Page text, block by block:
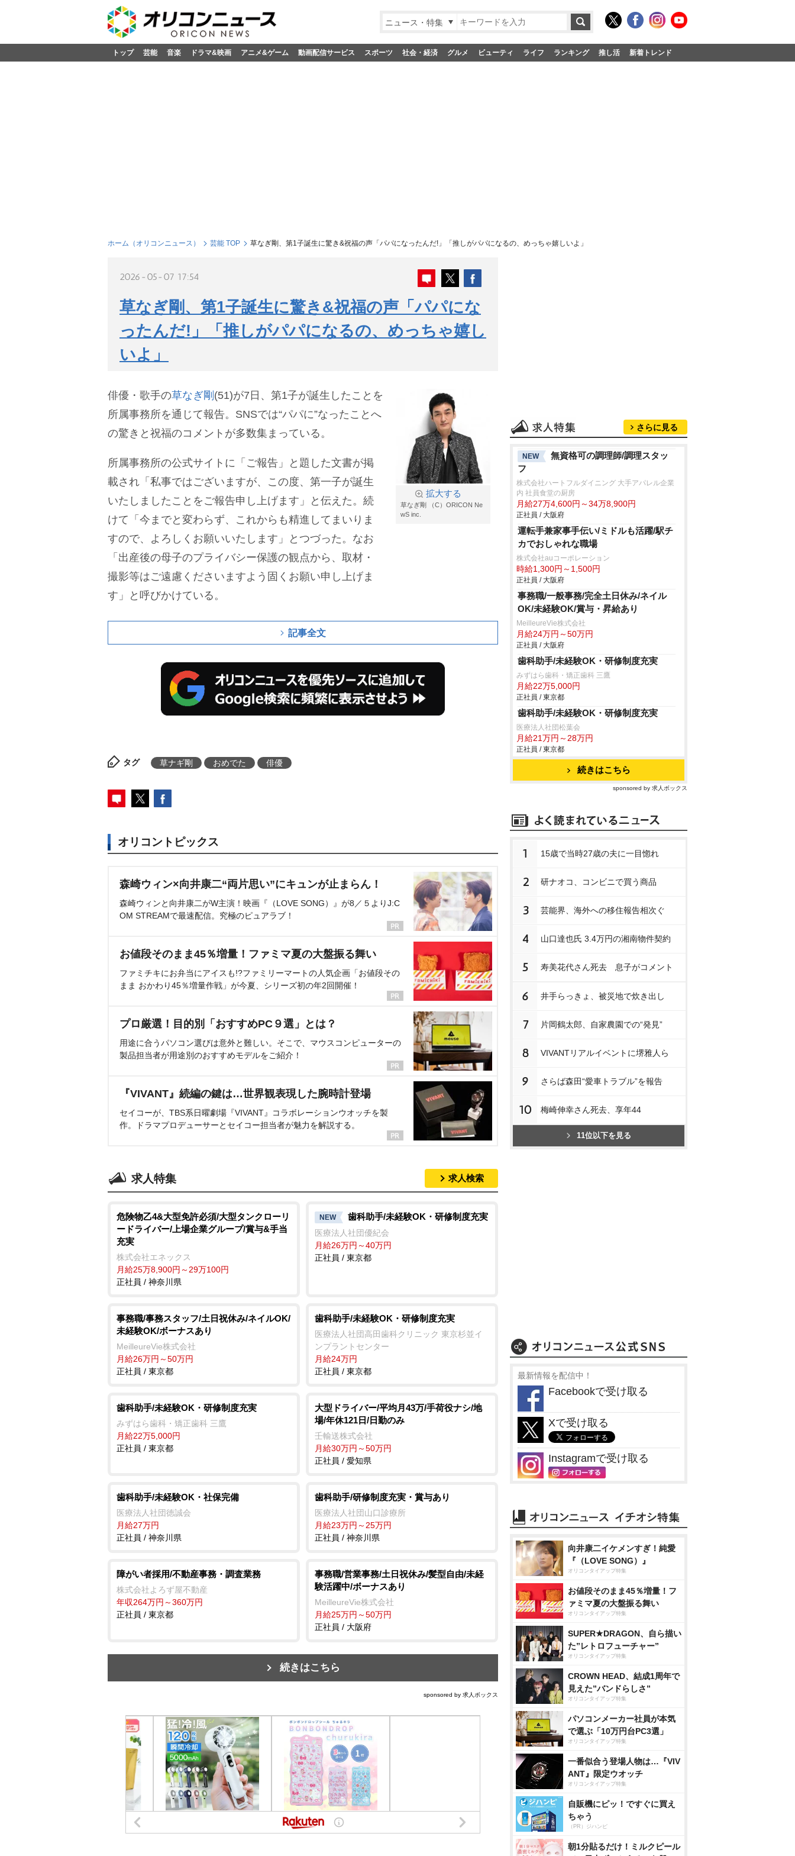
ニュース・特集
トップ 芸能 音楽 ドラマ&映画 アニメ&ゲーム 動画配信サービス スポーツ 社会・経済 グルメ ビューティ ライフ ランキング 推し活 新着トレンド
ホーム（オリコンニュース） 芸能 TOP 草なぎ剛、第1子誕生に驚き&祝福の声「パパになったんだ!」「推しがパパになるの、めっちゃ嬉しいよ」
2026-05-07 17:54
草なぎ剛、第1子誕生に驚き&祝福の声「パパにな
ったんだ!」「推しがパパになるの、めっちゃ嬉し
いよ」
拡大する
草なぎ剛 （C）ORICON Ne
wS inc.
俳優・歌手の草なぎ剛 (51)が7日、第1子が誕生したことを
所属事務所を通じて報告。SNSでは“パパに”なったことへ
の驚きと祝福のコメントが多数集まっている。
所属事務所の公式サイトに「ご報告」と題した文書が掲
載され「私事ではございますが、この度、第一子が誕生
いたしましたことをご報告申し上げます」と伝えた。続
けて「今までと変わらず、これからも精進してまいりま
すので、よろしくお願いいたします」とつづった。なお
「出産後の母子のプライバシー保護の観点から、取材・
撮影等はご遠慮くださいますよう固くお願い申し上げま
す」と呼びかけている。
記事全文
タグ 草ナギ剛 おめでた 俳優
オリコントピックス
森崎ウィン×向井康二“両片思い”にキュンが止まらん！
森崎ウィンと向井康二がW主演！映画『（LOVE SONG）』が8／５よりJ:C
OM STREAMで最速配信。究極のピュアラブ！
お値段そのまま45％増量！ファミマ夏の大盤振る舞い
ファミチキにお弁当にアイスも!?ファミリーマートの人気企画「お値段その
まま おかわり45％増量作戦」が今夏、シリーズ初の年2回開催！
プロ厳選！目的別「おすすめPC９選」とは？
用途に合うパソコン選びは意外と難しい。そこで、マウスコンピューターの
製品担当者が用途別のおすすめモデルをご紹介！
『VIVANT』続編の鍵は…世界観表現した腕時計登場
セイコーが、TBS系日曜劇場『VIVANT』コラボレーションウオッチを製
作。ドラマプロデューサーとセイコー担当者が魅力を解説する。
求人特集 求人検索
危険物乙4&大型免許必須/大型タンクローリ
ードライバー/上場企業グループ/賞与&手当
充実
株式会社エネックス
月給25万8,900円～29万100円
正社員 / 神奈川県
NEW 歯科助手/未経験OK・研修制度充実
医療法人社団優紀会
月給26万円～40万円
正社員 / 東京都
事務職/事務スタッフ/土日祝休み/ネイルOK/
未経験OK/ボーナスあり
MeilleureVie株式会社
月給26万円～50万円
正社員 / 東京都
歯科助手/未経験OK・研修制度充実
医療法人社団高田歯科クリニック 東京杉並イ
ンプラントセンター
月給24万円
正社員 / 東京都
歯科助手/未経験OK・研修制度充実
みずはら歯科・矯正歯科 三鷹
月給22万5,000円
正社員 / 東京都
大型ドライバー/平均月43万/手荷役ナシ/地
場/年休121日/日勤のみ
壬輸送株式会社
月給30万円～50万円
正社員 / 愛知県
歯科助手/未経験OK・社保完備
医療法人社団徳誠会
月給27万円
正社員 / 神奈川県
歯科助手/研修制度充実・賞与あり
医療法人社団山口診療所
月給23万円～25万円
正社員 / 神奈川県
障がい者採用/不動産事務・調査業務
株式会社よろず屋不動産
年収264万円～360万円
正社員 / 東京都
事務職/営業事務/土日祝休み/髪型自由/未経
験活躍中/ボーナスあり
MeilleureVie株式会社
月給25万円～50万円
正社員 / 大阪府
続きはこちら
sponsored by 求人ボックス
さらに見る
NEW
無資格可の調理師/調理スタッ
フ
株式会社ハートフルダイニング 大手アパレル企業
内 社員食堂の厨房
月給27万4,600円～34万8,900円
正社員 / 大阪府
運転手兼家事手伝い/ミドルも活躍/駅チ
カでおしゃれな職場
株式会社auコーポレーション
時給1,300円～1,500円
正社員 / 大阪府
事務職/一般事務/完全土日休み/ネイル
OK/未経験OK/賞与・昇給あり
MeilleureVie株式会社
月給24万円～50万円
正社員 / 大阪府
歯科助手/未経験OK・研修制度充実
みずはら歯科・矯正歯科 三鷹
月給22万5,000円
正社員 / 東京都
歯科助手/未経験OK・研修制度充実
医療法人社団松葉会
月給21万円～28万円
正社員 / 東京都
続きはこちら
sponsored by 求人ボックス
1 15歳で当時27歳の夫に一目惚れ
2 研ナオコ、コンビニで買う商品
3 芸能界、海外への移住報告相次ぐ
4 山口達也氏 3.4万円の湘南物件契約
5 寿美花代さん死去 息子がコメント
6 井手らっきょ、被災地で炊き出し
7 片岡鶴太郎、自家農園での“発見”
8 VIVANTリアルイベントに堺雅人ら
9 さらば森田“愛車トラブル”を報告
10 梅崎伸幸さん死去、享年44
11位以下を見る
最新情報を配信中！
Facebookで受け取る
Xで受け取る
Instagramで受け取る
向井康二イケメンすぎ！純愛
『（LOVE SONG）』
オリコンタイアップ特集
お値段そのまま45％増量！フ
ァミマ夏の大盤振る舞い
オリコンタイアップ特集
SUPER★DRAGON、自ら描い
た”レトロフューチャー”
オリコンタイアップ特集
CROWN HEAD、結成1周年で
見えた”バンドらしさ”
オリコンタイアップ特集
パソコンメーカー社員が本気
で選ぶ「10万円台PC3選」
オリコンタイアップ特集
一番似合う登場人物は…『VIV
ANT』限定ウオッチ
オリコンタイアップ特集
自販機にピッ！ですぐに買え
ちゃう
（PR）ジハンピ
朝1分貼るだけ！ミルクピール